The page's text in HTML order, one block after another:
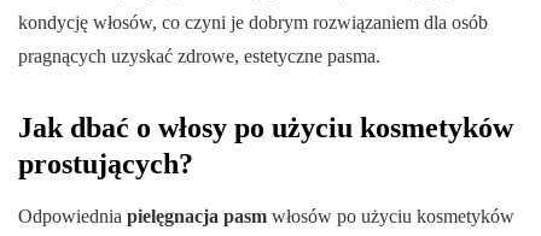
kondycję włosów, co czyni je dobrym rozwiązaniem dla osób
pragnących uzyskać zdrowe, estetyczne pasma.
Jak dbać o włosy po użyciu kosmetyków
prostujących?
Odpowiednia pielęgnacja pasm włosów po użyciu kosmetyków